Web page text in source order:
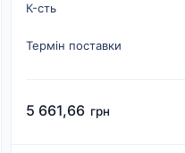
К-cть
Термін поставки
5 661,66 грн